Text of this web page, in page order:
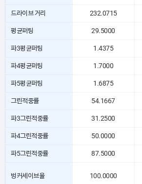
드라이브 거리 232.0715
평균퍼팅 29.5000
파3평균퍼팅 1.4375
파4평균퍼팅 1.7000
파5평균퍼팅 1.6875
그린적중률 54.1667
파3그린적중률 31.2500
파4그린적중률 50.0000
파5그린적중률 87.5000
벙커세이브율 100.0000